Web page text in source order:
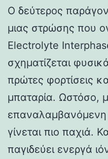
Ο δεύτερος
μιας στρώσης που
Electrolyte
σχηματίζεται
πρώτες φορτίσεις
μπαταρία. Ωστόσο,
γίνεται πιο παχιά.
παγιδεύει ενεργά